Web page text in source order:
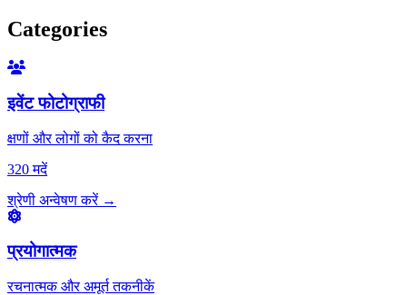
Categories
इवेंट फोटोग्राफी
क्षणों और लोगों को कैद करना
320 मदें
श्रेणी अन्वेषण करें →
प्रयोगात्मक
रचनात्मक और अमूर्त तकनीकें